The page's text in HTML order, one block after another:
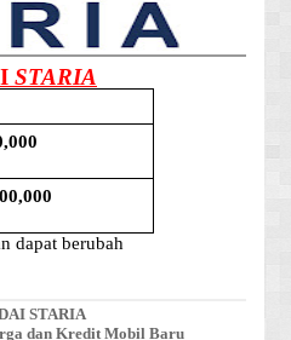
STARIA
dan Kredit Mobil Baru